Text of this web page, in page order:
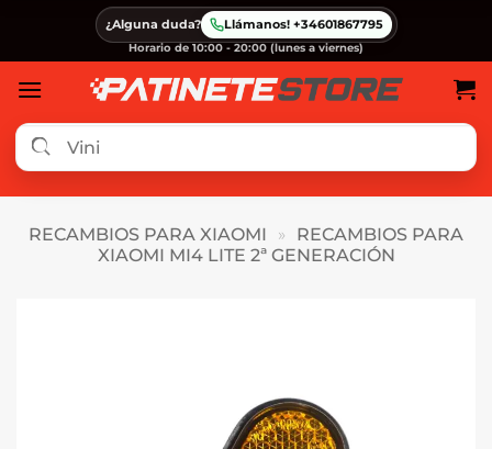
contenido
¿Alguna duda? Llámanos! +34601867795
Horario de 10:00 - 20:00 (lunes a viernes)
RECAMBIOS PARA XIAOMI »
RECAMBIOS PARA
XIAOMI MI4 LITE 2ª GENERACIÓN